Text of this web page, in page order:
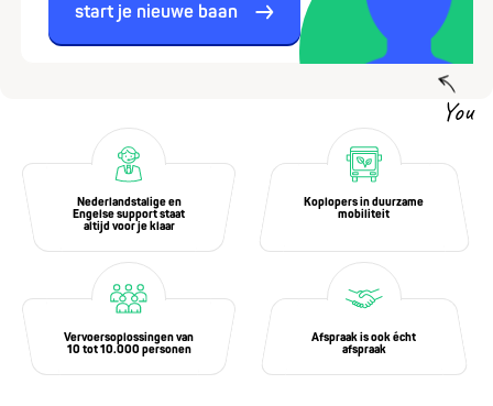
start je nieuwe baan
You
Nederlandstalige en
Engelse support staat
altijd voor je klaar
Koplopers in duurzame
mobiliteit
Vervoersoplossingen van
10 tot 10.000 personen
Afspraak is ook écht
afspraak